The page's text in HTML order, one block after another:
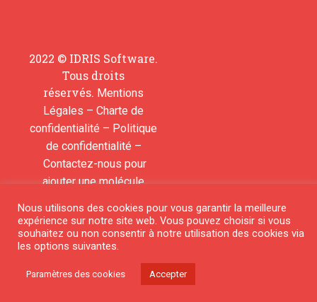
2022 © IDRIS Software.
Tous droits
réservés. Mentions
Légales – Charte de
confidentialité – Politique
de confidentialité –
Contactez-nous pour
ajouter une molécule
© 2018 All rights reserved
Nous utilisons des cookies pour vous garantir la meilleure
expérience sur notre site web. Vous pouvez choisir si vous
souhaitez ou non consentir à notre utilisation des cookies via
les options suivantes.
Paramètres des cookies Accepter